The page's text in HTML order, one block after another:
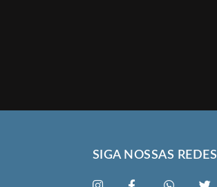
SIGA NOSSAS REDES